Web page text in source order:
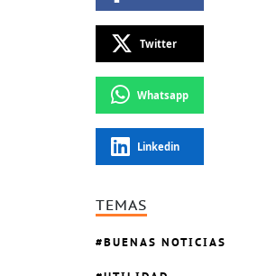
Twitter
Whatsapp
Linkedin
TEMAS
BUENAS NOTICIAS